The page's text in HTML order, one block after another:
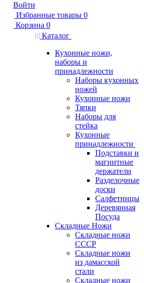
Войти
Избранные товары 0
Корзина 0
Каталог
Кухонные ножи,
наборы и
принадлежности
Наборы кухонных
ножей
Кухонные ножи
Тяпки
Наборы для
стейка
Кухонные
принадлежности
Подставки и
магнитные
держатели
Разделочные
доски
Салфетницы
Деревянная
Посуда
Складные Ножи
Cкладные ножи
СССР
Складные ножи
из дамасской
стали
Складные ножи